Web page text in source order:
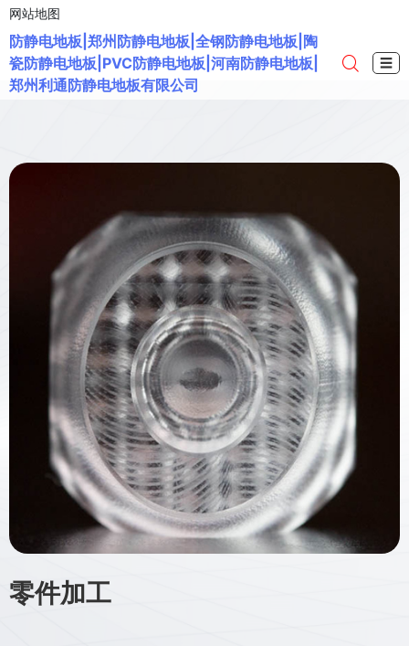
网站地图
防静电地板|郑州防静电地板|全钢防静电地板|陶
瓷防静电地板|PVC防静电地板|河南防静电地板|
郑州利通防静电地板有限公司
☰
零件加工